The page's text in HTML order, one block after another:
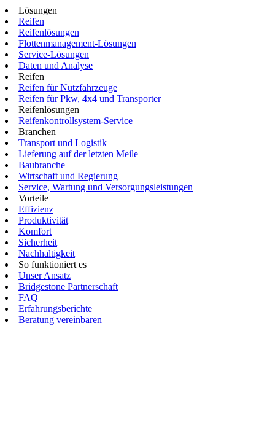
Lösungen
Reifen
Reifenlösungen
Flottenmanagement-Lösungen
Service-Lösungen
Daten und Analyse
Reifen
Reifen für Nutzfahrzeuge
Reifen für Pkw, 4x4 und Transporter
Reifenlösungen
Reifenkontrollsystem-Service
Branchen
Transport und Logistik
Lieferung auf der letzten Meile
Baubranche
Wirtschaft und Regierung
Service, Wartung und Versorgungsleistungen
Vorteile
Effizienz
Produktivität
Komfort
Sicherheit
Nachhaltigkeit
So funktioniert es
Unser Ansatz
Bridgestone Partnerschaft
FAQ
Erfahrungsberichte
Beratung vereinbaren